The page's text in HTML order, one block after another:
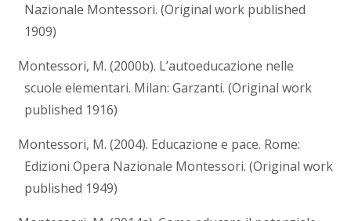
Nazionale Montessori. (Original work published
1909)
Montessori, M. (2000b). L’autoeducazione nelle
scuole elementari. Milan: Garzanti. (Original work
published 1916)
Montessori, M. (2004). Educazione e pace. Rome:
Edizioni Opera Nazionale Montessori. (Original work
published 1949)